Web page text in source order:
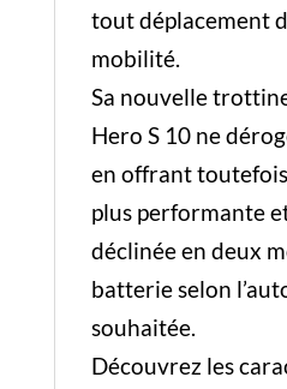
tout déplacement
mobilité.
Sa nouvelle
Hero S 10 ne
en offrant
plus performante
déclinée en deux
batterie selon
souhaitée.
Découvrez les